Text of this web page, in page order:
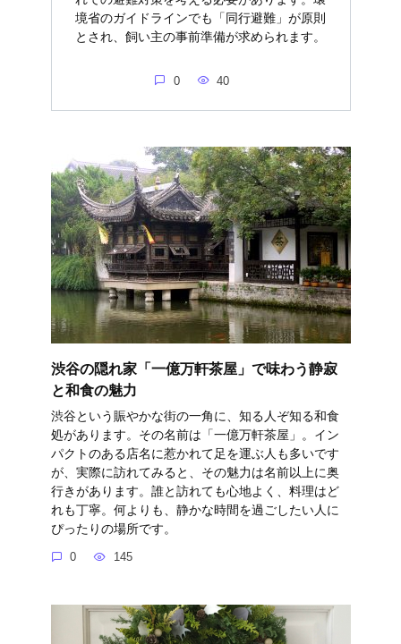
境省のガイドラインでも「同行避難」が原則
とされ、飼い主の事前準備が求められます。
0 40
渋谷の隠れ家「一億万軒茶屋」で味わう静寂
と和食の魅力
渋谷という賑やかな街の一角に、知る人ぞ知る和食
処があります。その名前は「一億万軒茶屋」。イン
パクトのある店名に惹かれて足を運ぶ人も多いです
が、実際に訪れてみると、その魅力は名前以上に奥
行きがあります。誰と訪れても心地よく、料理はど
れも丁寧。何よりも、静かな時間を過ごしたい人に
ぴったりの場所です。
0 145